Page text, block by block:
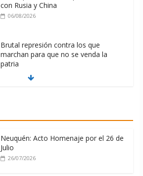
con Rusia y China
06/08/2026
Brutal represión contra los que
marchan para que no se venda la
patria
06/08/2026
06/08/2026
Neuquén: Acto Homenaje por el 26 de
Julio
26/07/2026